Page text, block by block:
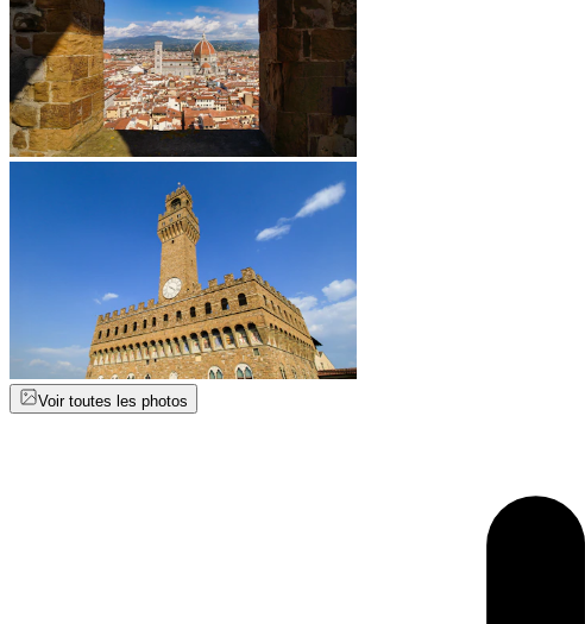
Voir toutes les photos